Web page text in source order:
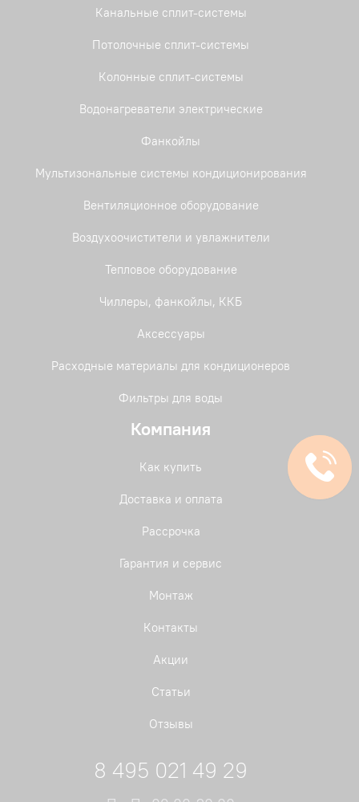
Канальные сплит-системы
Потолочные сплит-системы
Колонные сплит-системы
Водонагреватели электрические
Фанкойлы
Мультизональные системы кондиционирования
Вентиляционное оборудование
Воздухоочистители и увлажнители
Тепловое оборудование
Чиллеры, фанкойлы, ККБ
Аксессуары
Расходные материалы для кондиционеров
Фильтры для воды
Компания
Как купить
Доставка и оплата
Рассрочка
Гарантия и сервис
Монтаж
Контакты
Акции
Статьи
Отзывы
8 495 021 49 29